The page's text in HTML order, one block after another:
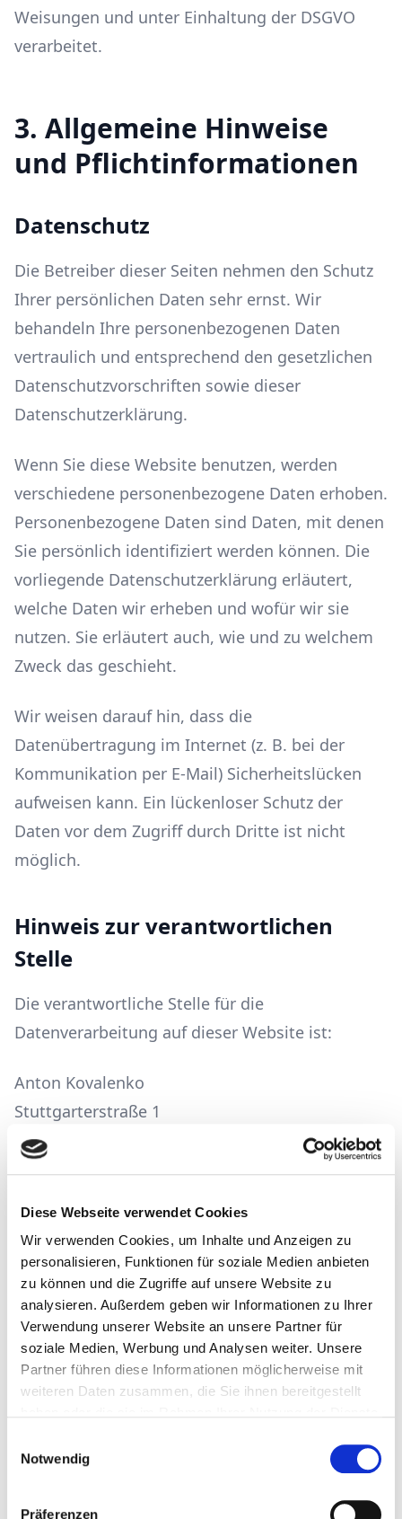
Diese Webseite verwendet Cookies
Wir verwenden Cookies, um Inhalte und Anzeigen zu
personalisieren, Funktionen für soziale Medien anbieten
zu können und die Zugriffe auf unsere Website zu
analysieren. Außerdem geben wir Informationen zu Ihrer
Verwendung unserer Website an unsere Partner für
soziale Medien, Werbung und Analysen weiter. Unsere
Partner führen diese Informationen möglicherweise mit
weiteren Daten zusammen, die Sie ihnen bereitgestellt
Notwendig
Präferenzen
Weisungen und unter Einhaltung der DSGVO
verarbeitet.
3. Allgemeine Hinweise
und Pflicht­informationen
Datenschutz
Die Betreiber dieser Seiten nehmen den Schutz
Ihrer persönlichen Daten sehr ernst. Wir
behandeln Ihre personenbezogenen Daten
vertraulich und entsprechend den gesetzlichen
Datenschutzvorschriften sowie dieser
Datenschutzerklärung.
Wenn Sie diese Website benutzen, werden
verschiedene personenbezogene Daten erhoben.
Personenbezogene Daten sind Daten, mit denen
Sie persönlich identifiziert werden können. Die
vorliegende Datenschutzerklärung erläutert,
welche Daten wir erheben und wofür wir sie
nutzen. Sie erläutert auch, wie und zu welchem
Zweck das geschieht.
Wir weisen darauf hin, dass die
Datenübertragung im Internet (z. B. bei der
Kommunikation per E-Mail) Sicherheitslücken
aufweisen kann. Ein lückenloser Schutz der
Daten vor dem Zugriff durch Dritte ist nicht
möglich.
Hinweis zur verantwortlichen
Stelle
Die verantwortliche Stelle für die
Datenverarbeitung auf dieser Website ist:
Anton Kovalenko
Stuttgarterstraße 1
74211 Leingarten
E-Mail: [E-Mail-Adresse der verantwortlichen
Stelle]
Verantwortliche Stelle ist die natürliche oder
juristische Person, die allein oder gemeinsam
mit anderen über die Zwecke und Mittel der
Verarbeitung von personenbezogenen Daten (z.